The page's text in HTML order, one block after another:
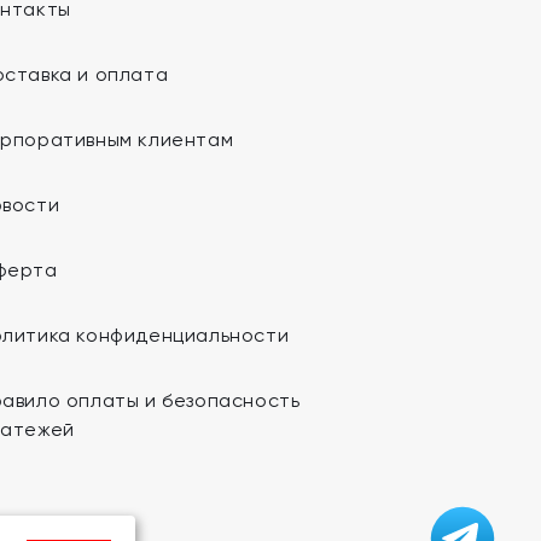
и оплата
клиентам
конфиденциальности
оплаты и безопасность